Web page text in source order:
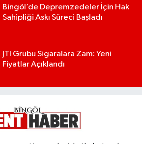
Bingöl’de Depremzedeler İçin Hak
Sahipliği Askı Süreci Başladı
JTI Grubu Sigaralara Zam: Yeni
Fiyatlar Açıklandı